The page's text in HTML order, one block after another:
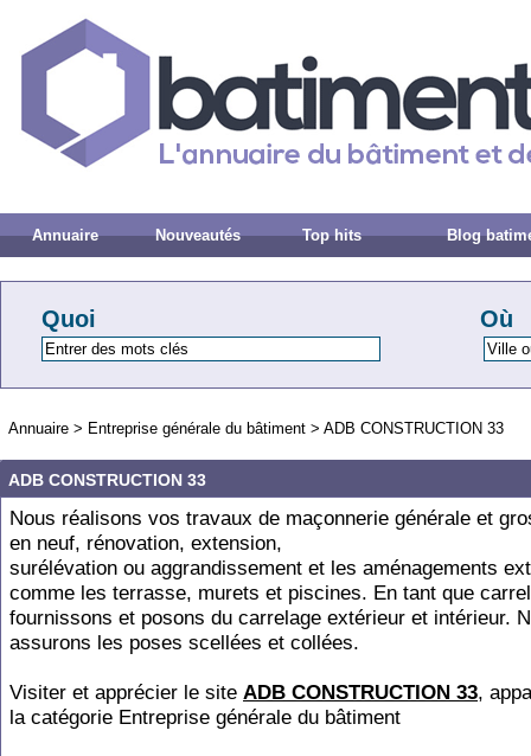
Annuaire Nouveautés Top hits Blog
Quoi Où
Annuaire > Entreprise générale du bâtiment > ADB CONSTRUCTION 33
ADB CONSTRUCTION 33
Nous réalisons vos travaux de maçonnerie générale et
en neuf, rénovation, extension,
surélévation ou aggrandissement et les aménagements
comme les terrasse, murets et piscines. En tant que
fournissons et posons du carrelage extérieur et intérieur.
assurons les poses scellées et collées.
Visiter et apprécier le site ADB CONSTRUCTION 33,
la catégorie Entreprise générale du bâtiment